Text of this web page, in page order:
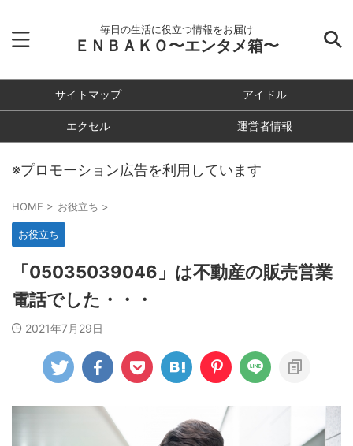
毎日の生活に役立つ情報をお届け
ＥＮＢＡＫＯ〜エンタメ箱〜
サイトマップ アイドル
エクセル 運営者情報
※プロモーション広告を利用しています
HOME > お役立ち >
お役立ち
「05035039046」は不動産の販売営業
電話でした・・・
2021年7月29日